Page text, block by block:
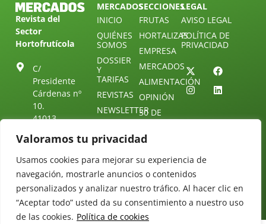
Valoramos tu privacidad
Usamos cookies para mejorar su experiencia de
navegación, mostrarle anuncios o contenidos
personalizados y analizar nuestro tráfico. Al hacer clic en
“Aceptar todo” usted da su consentimiento a nuestro uso
de las cookies. Política de cookies
Revista del
Sector
Hortofrutícola
C/
Presidente
Cárdenas nº
10.
41013
ESPAÑA
Tel: (+34) 954
25 88 51
redaccion@revistamercados.com
MERCADOS
INICIO
QUIÉNES
SOMOS
DOSSIER
Y
TARIFAS
REVISTAS
NEWSLETTER
ÚNETE A
TELEGRAM
CONTACTO
SECCIONES
FRUTAS
HORTALIZAS
EMPRESA
MERCADOS
ALIMENTACIÓN
OPINIÓN
30 DE
30
DIRECTORIO
LEGAL
AVISO LEGAL
POLÍTICA DE
PRIVACIDAD